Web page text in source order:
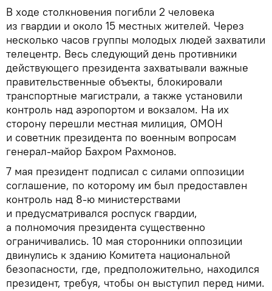
В ходе столкновения погибли 2 человека
из гвардии и около 15 местных жителей. Через
несколько часов группы молодых людей захватили
телецентр. Весь следующий день противники
действующего президента захватывали важные
правительственные объекты, блокировали
транспортные магистрали, а также установили
контроль над аэропортом и вокзалом. На их
сторону перешли местная милиция, ОМОН
и советник президента по военным вопросам
генерал-майор Бахром Рахмонов.
7 мая президент подписал с силами оппозиции
соглашение, по которому им был предоставлен
контроль над 8-ю министерствами
и предусматривался роспуск гвардии,
а полномочия президента существенно
ограничивались. 10 мая сторонники оппозиции
двинулись к зданию Комитета национальной
безопасности, где, предположительно, находился
президент, требуя, чтобы он выступил перед ними.